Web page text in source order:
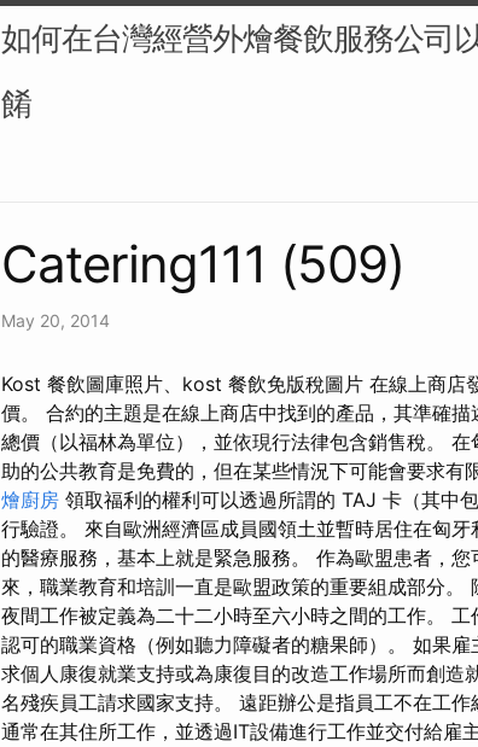
如何在台灣經營外燴餐飲服務公司
餚
Catering111 (509)
May 20, 2014
Kost 餐飲圖庫照片、kost 餐飲免版稅圖片 在線上商店
價。 合約的主題是在線上商店中找到的產品，其準確
總價（以福林為單位），並依現行法律包含銷售稅。
助的公共教育是免費的，但在某些情況下可能會要求有
燴廚房 領取福利的權利可以透過所謂的 TAJ 卡（其中
行驗證。 來自歐洲經濟區成員國領土並暫時居住在匈
的醫療服務，基本上就是緊急服務。 作為歐盟患者，
來，職業教育和培訓一直是歐盟政策的重要組成部分。
夜間工作被定義為二十二小時至六小時之間的工作。
認可的職業資格（例如聽力障礙者的糖果師）。 如果
求個人康復就業支持或為康復目的改造工作場所而創造
名殘疾員工請求國家支持。 遠距辦公是指員工不在工
通常在其住所工作，並透過IT設備進行工作並交付給雇